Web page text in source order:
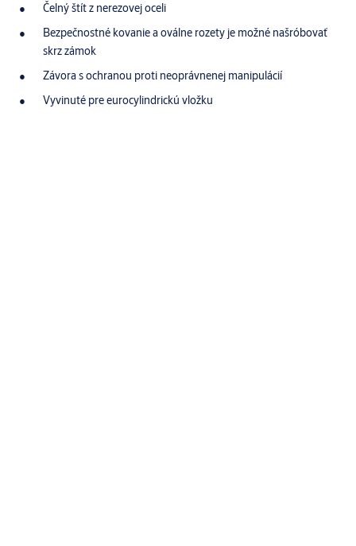
Čelný štít z nerezovej oceli
Bezpečnostné kovanie a oválne rozety je možné našróbovať
skrz zámok
Závora s ochranou proti neoprávnenej manipulácií
Vyvinuté pre eurocylindrickú vložku